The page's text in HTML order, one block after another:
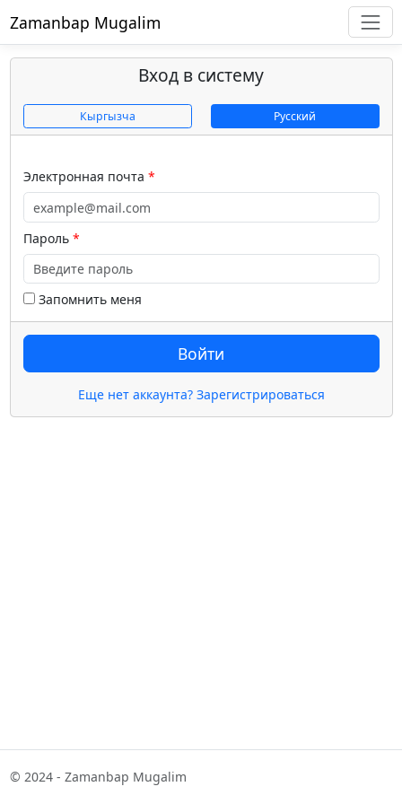
Zamanbap Mugalim
Вход в систему
Кыргызча Русский
Электронная почта
Пароль
Запомнить меня
Войти
Еще нет аккаунта? Зарегистрироваться
© 2024 - Zamanbap Mugalim